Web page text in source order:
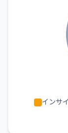
インサ